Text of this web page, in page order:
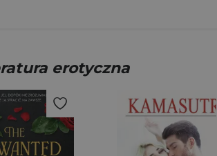
erotyczna